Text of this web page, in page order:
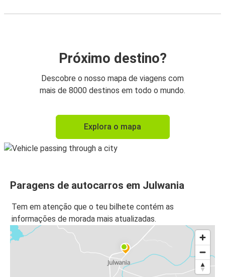
Próximo destino?
Descobre o nosso mapa de viagens com
mais de 8000 destinos em todo o mundo.
Explora o mapa
Paragens de autocarros em Julwania
Tem em atenção que o teu bilhete contém as
informações de morada mais atualizadas.